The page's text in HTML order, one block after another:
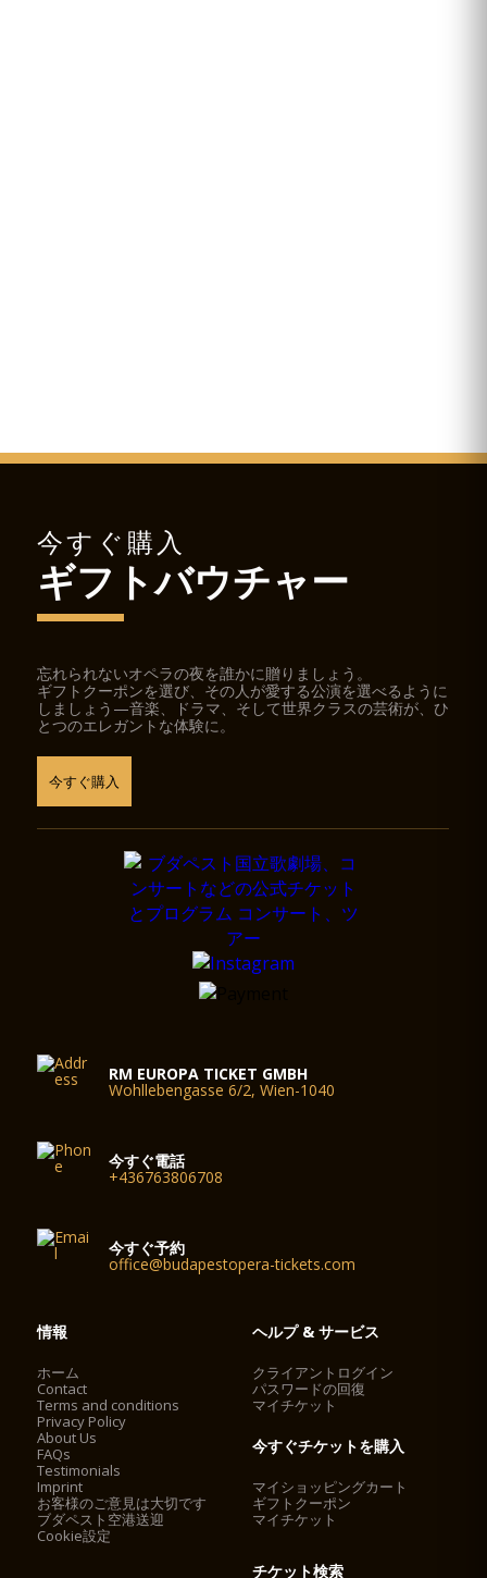
今すぐ購入
ギフトバウチャー
忘れられないオペラの夜を誰かに贈りましょう。
ギフトクーポンを選び、その人が愛する公演を選べるように
しましょう—音楽、ドラマ、そして世界クラスの芸術が、ひ
とつのエレガントな体験に。
今すぐ購入
RM EUROPA TICKET GMBH
Wohllebengasse 6/2, Wien-1040
今すぐ電話
+436763806708
今すぐ予約
office@budapestopera-tickets.com
情報
ホーム
Contact
Terms and conditions
Privacy Policy
About Us
FAQs
Testimonials
Imprint
お客様のご意見は大切です
ブダペスト空港送迎
Cookie設定
ヘルプ & サービス
クライアントログイン
パスワードの回復
マイチケット
今すぐチケットを購入
マイショッピングカート
ギフトクーポン
マイチケット
チケット検索